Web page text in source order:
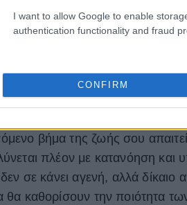
I want to allow Google to enable
authentication functionality and fraud
CONFIRM
σου δύναμη.
ξεκινά όταν
όσο λίγοι, επιλέγοντας
βήμα της ζωής σου απαιτεί
πλέον με κατανόηση και
σε κάνει αγενή, αλλά δίκαιο
θα καθορίσουν την ποιότητα